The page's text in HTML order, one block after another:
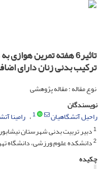
ترکیب بدنی زنان دارای
نوع مقاله : مقاله پژوهشی
نویسندگان
راحیل آتشگاهیان
1 رامینا
1دبیر تربیت بدنی شهرستان
2دانشکده علوم ورزشی، دانشگاه
چکیده